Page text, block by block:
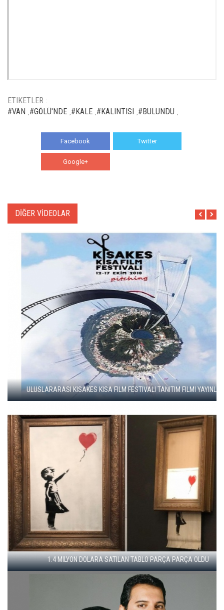
ETIKETLER :
#VAN #GÖLÜ'NDE #KALE #KALINTISI #BULUNDU
Facebook Twitter
Google+
DİĞER VİDEOLAR
21.ULUSLARARASI İSTANBUL KUKLA FESTIVALI TANITIM FILMI
OPERA SANATÇISI AYSEV, AKM SEVINCINI PAYLAŞTI